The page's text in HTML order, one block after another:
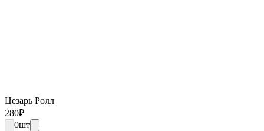
Цезарь Ролл
280₽
0шт